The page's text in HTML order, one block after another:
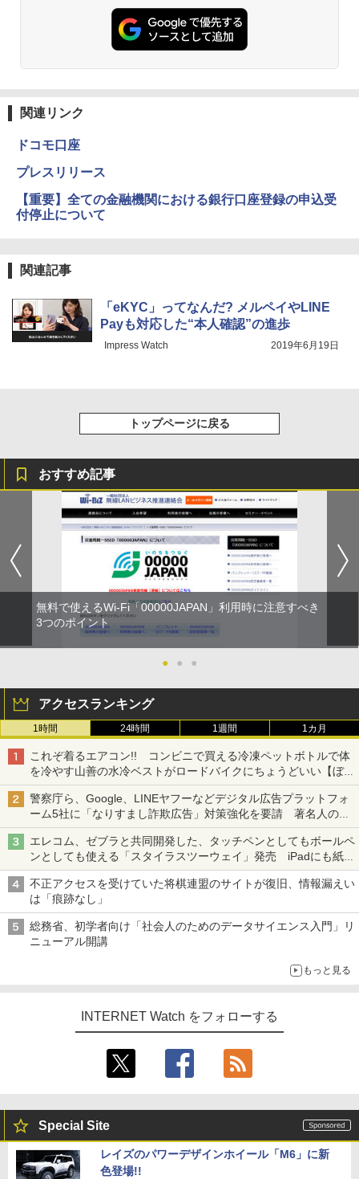
関連リンク
ドコモ口座
プレスリリース
【重要】全ての金融機関における銀行口座登録の申込受
付停止について
関連記事
「eKYC」ってなんだ? メルペイやLINE
Payも対応した“本人確認”の進歩
Impress Watch 2019年6月19日
トップページに戻る
おすすめ記事
無料で使えるWi-Fi「00000JAPAN」利用時に注意すべき
3つのポイント
● ● ●
アクセスランキング
1時間 24時間 1週間 1カ月
これぞ着るエアコン!! コンビニで買える冷凍ペットボトルで体
を冷やす山善の水冷ベストがロードバイクにちょうどいい【ぼっ
ち・ざ・ろーど！その14】【空いた時間でなにしてる？】
警察庁ら、Google、LINEヤフーなどデジタル広告プラットフォ
ーム5社に「なりすまし詐欺広告」対策強化を要請 著名人の写
真や映像を使った投資詐欺などへの対策として
エレコム、ゼブラと共同開発した、タッチペンとしてもボールペ
ンとしても使える「スタイラスツーウェイ」発売 iPadにも紙に
も、持ち替えずに書き込める
不正アクセスを受けていた将棋連盟のサイトが復旧、情報漏えい
は「痕跡なし」
総務省、初学者向け「社会人のためのデータサイエンス入門」リ
ニューアル開講
もっと見る
INTERNET Watch をフォローする
Special Site
レイズのパワーデザインホイール「M6」に新
色登場!!